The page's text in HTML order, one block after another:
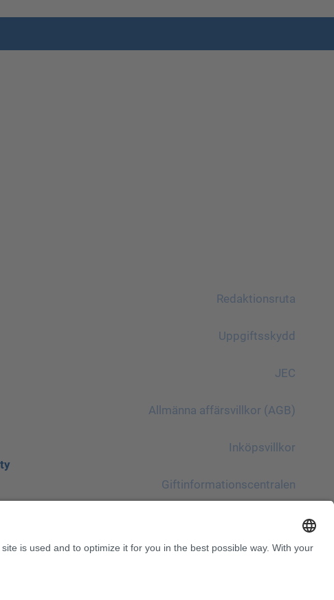
Redaktionsruta
Uppgiftsskydd
JEC
Allmänna affärsvillkor (AGB)
Inköpsvillkor
Giftinformationscentralen